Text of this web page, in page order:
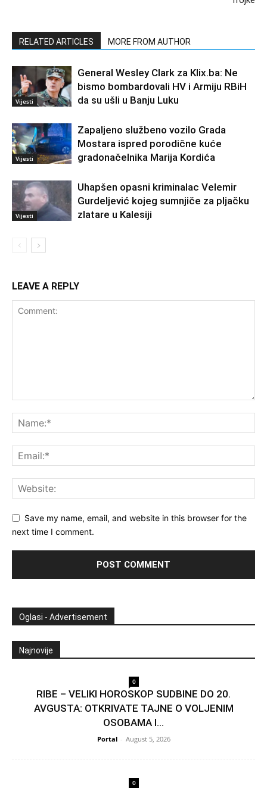
RELATED ARTICLES MORE FROM AUTHOR
Vijesti
General Wesley Clark za Klix.ba: Ne
bismo bombardovali HV i Armiju RBiH
da su ušli u Banju Luku
Vijesti
Zapaljeno službeno vozilo Grada
Mostara ispred porodične kuće
gradonačelnika Marija Kordića
Vijesti
Uhapšen opasni kriminalac Velemir
Gurdeljević kojeg sumnjiče za pljačku
zlatare u Kalesiji
LEAVE A REPLY
Save my name, email, and website in this browser for the
next time I comment.
Oglasi - Advertisement
Najnovije
0
RIBE – VELIKI HOROSKOP SUDBINE DO 20.
AVGUSTA: OTKRIVATE TAJNE O VOLJENIM
OSOBAMA I...
Portal - August 5, 2026
0